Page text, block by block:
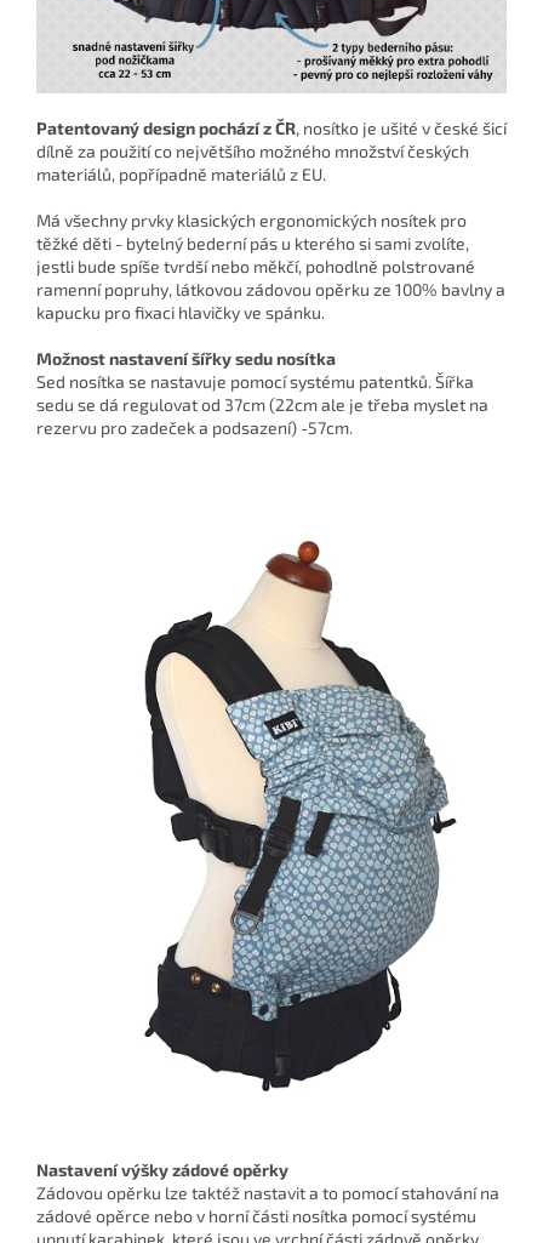
Patentovaný design pochází z ČR, nosítko je ušité v české šicí
dílně za použití co největšího možného množství českých
materiálů, popřípadně materiálů z EU.
Má všechny prvky klasických ergonomických nosítek pro
těžké děti - bytelný bederní pás u kterého si sami zvolíte,
jestli bude spíše tvrdší nebo měkčí, pohodlně polstrované
ramenní popruhy, látkovou zádovou opěrku ze 100% bavlny a
kapucku pro fixaci hlavičky ve spánku.
Možnost nastavení šířky sedu nosítka
Sed nosítka se nastavuje pomocí systému patentků. Šířka
sedu se dá regulovat od 37cm (22cm ale je třeba myslet na
rezervu pro zadeček a podsazení) -57cm.
Nastavení výšky zádové opěrky
Zádovou opěrku lze taktéž nastavit a to pomocí stahování na
zádové opěrce nebo v horní části nosítka pomocí systému